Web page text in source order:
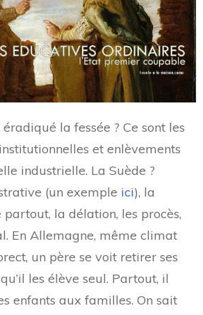
la fessée ? Ce sont les
et enlèvements
industrielle. La Suède ?
(un exemple ici), la
partout, la délation, les procès,
En Allemagne, même climat
un père se voit retirer ses
les élève seul. Partout, il
enfants aux familles. On sait